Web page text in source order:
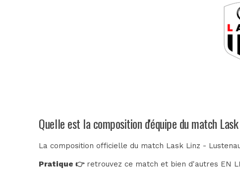
Quelle est la composition d'équipe du match
La composition officielle du match Lask Linz -
Pratique 👉retrouvez ce match et bien d'autres EN